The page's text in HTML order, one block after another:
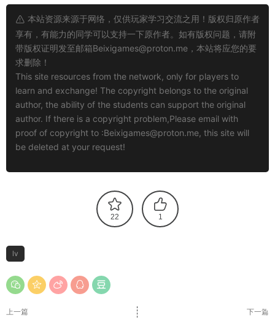
本站资源来源于网络，仅供玩家学习交流之用！版权归原作者
享有，有能力的同学可以支持一下原作者。如有版权问题，请附
带版权证明发至邮箱Beixigames@proton.me ，本站将应您的要
求删除！
This site resources from the network, only for players to
learn and exchange! The copyright belongs to the original
author, the ability of the students can support the original
author. If there is a copyright problem,Please email with
proof of copyright to :Beixigames@proton.me, this site will
be deleted at your request!
22 1
lv
上一篇 下一篇